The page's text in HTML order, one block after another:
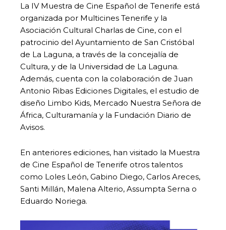
La IV Muestra de Cine Español de Tenerife está
organizada por Multicines Tenerife y la
Asociación Cultural Charlas de Cine, con el
patrocinio del Ayuntamiento de San Cristóbal
de La Laguna, a través de la concejalía de
Cultura, y de la Universidad de La Laguna.
Además, cuenta con la colaboración de Juan
Antonio Ribas Ediciones Digitales, el estudio de
diseño Limbo Kids, Mercado Nuestra Señora de
África, Culturamanía y la Fundación Diario de
Avisos.
En anteriores ediciones, han visitado la Muestra
de Cine Español de Tenerife otros talentos
como Loles León, Gabino Diego, Carlos Areces,
Santi Millán, Malena Alterio, Assumpta Serna o
Eduardo Noriega.